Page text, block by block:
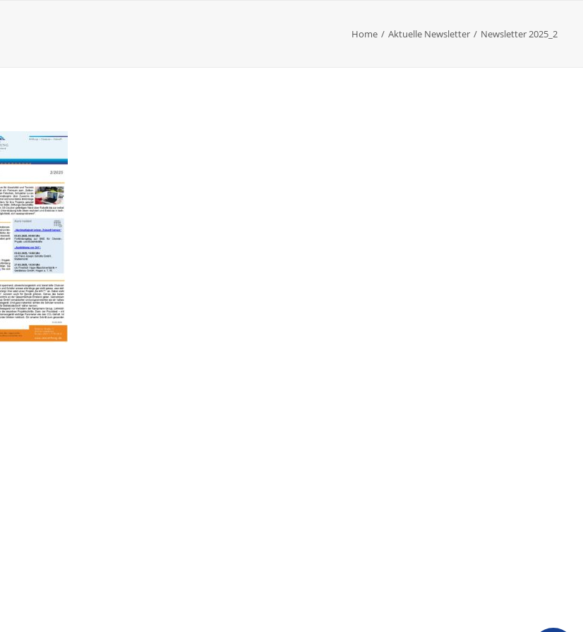
Home Aktuelle Newsletter Newsletter 2025_2